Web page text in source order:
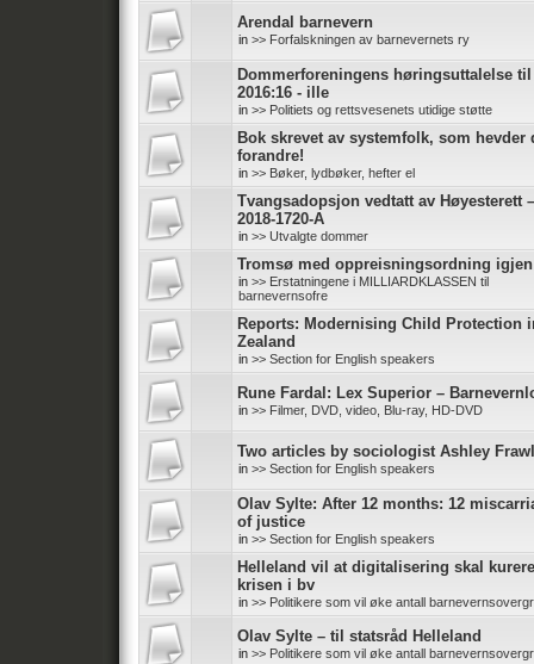
Arendal barnevern
in >> Forfalskningen av barnevernets ry
Dommerforeningens høringsuttalelse til
2016:16 - ille
in >> Politiets og rettsvesenets utidige støtte
Bok skrevet av systemfolk, som hevder
forandre!
in >> Bøker, lydbøker, hefter el
Tvangsadopsjon vedtatt av Høyesterett
2018-1720-A
in >> Utvalgte dommer
Tromsø med oppreisningsordning igjen
in >> Erstatningene i MILLIARDKLASSEN til
barnevernsofre
Reports: Modernising Child Protection
Zealand
in >> Section for English speakers
Rune Fardal: Lex Superior –
in >> Filmer, DVD, video, Blu-ray, HD-DVD
Two articles by sociologist Ashley
in >> Section for English speakers
Olav Sylte: After 12 months: 12
of justice
in >> Section for English speakers
Helleland vil at digitalisering skal kurere
krisen i bv
in >> Politikere som vil øke antall
Olav Sylte – til statsråd Helleland
in >> Politikere som vil øke antall